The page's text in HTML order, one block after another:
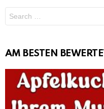
for:
AM BESTEN